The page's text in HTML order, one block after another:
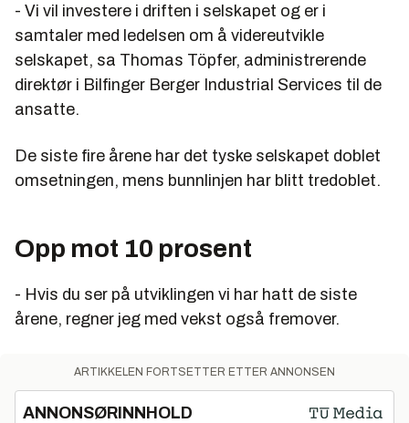
- Vi vil investere i driften i selskapet og er i
samtaler med ledelsen om å videreutvikle
selskapet, sa Thomas Töpfer, administrerende
direktør i Bilfinger Berger Industrial Services til de
ansatte.
De siste fire årene har det tyske selskapet doblet
omsetningen, mens bunnlinjen har blitt tredoblet.
Opp mot 10 prosent
- Hvis du ser på utviklingen vi har hatt de siste
årene, regner jeg med vekst også fremover.
ARTIKKELEN FORTSETTER ETTER ANNONSEN
ANNONSØRINNHOLD